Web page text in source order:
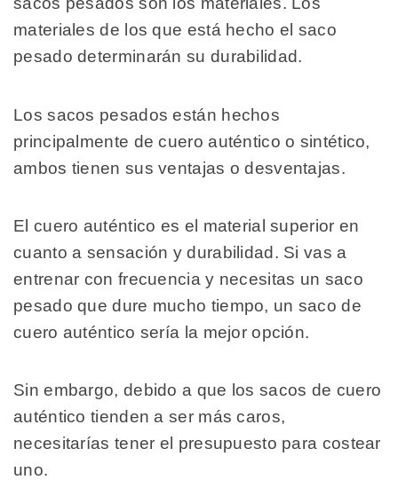
materiales de los que está hecho el saco
pesado determinarán su durabilidad.
Los sacos pesados están hechos
principalmente de cuero auténtico o sintético,
ambos tienen sus ventajas o desventajas.
El cuero auténtico es el material superior en
cuanto a sensación y durabilidad. Si vas a
entrenar con frecuencia y necesitas un saco
pesado que dure mucho tiempo, un saco de
cuero auténtico sería la mejor opción.
Sin embargo, debido a que los sacos de cuero
auténtico tienden a ser más caros,
necesitarías tener el presupuesto para costear
uno.